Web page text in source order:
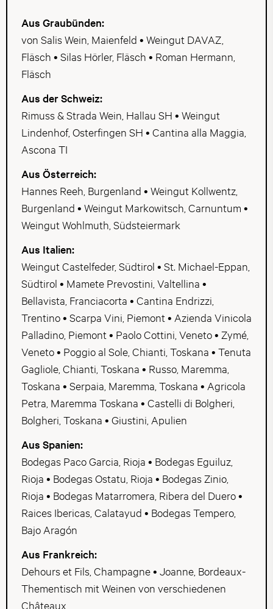
Aus Graubünden:
von Salis Wein, Maienfeld • Weingut DAVAZ,
Fläsch • Silas Hörler, Fläsch • Roman Hermann,
Fläsch
Aus der Schweiz:
Rimuss & Strada Wein, Hallau SH • Weingut
Lindenhof, Osterfingen SH • Cantina alla Maggia,
Ascona TI
Aus Österreich:
Hannes Reeh, Burgenland • Weingut Kollwentz,
Burgenland • Weingut Markowitsch, Carnuntum •
Weingut Wohlmuth, Südsteiermark
Aus Italien:
Weingut Castelfeder, Südtirol • St. Michael-Eppan,
Südtirol • Mamete Prevostini, Valtellina •
Bellavista, Franciacorta • Cantina Endrizzi,
Trentino • Scarpa Vini, Piemont • Azienda Vinicola
Palladino, Piemont • Paolo Cottini, Veneto • Zymé,
Veneto • Poggio al Sole, Chianti, Toskana • Tenuta
Gagliole, Chianti, Toskana • Russo, Maremma,
Toskana • Serpaia, Maremma, Toskana • Agricola
Petra, Maremma Toskana • Castelli di Bolgheri,
Bolgheri, Toskana • Giustini, Apulien
Aus Spanien:
Bodegas Paco Garcia, Rioja • Bodegas Eguiluz,
Rioja • Bodegas Ostatu, Rioja • Bodegas Zinio,
Rioja • Bodegas Matarromera, Ribera del Duero •
Raices Ibericas, Calatayud • Bodegas Tempero,
Bajo Aragón
Aus Frankreich:
Dehours et Fils, Champagne • Joanne, Bordeaux-
Thementisch mit Weinen von verschiedenen
Châteaux